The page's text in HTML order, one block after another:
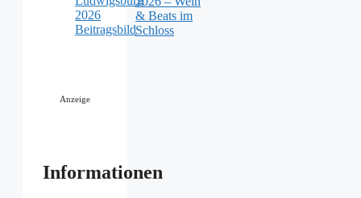
& Beats im
Schloss
Anzeige
Informationen